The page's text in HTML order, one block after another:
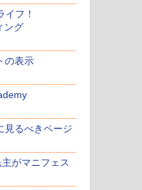
イフ！
ング
の表示
見るべきページ
がマニフェス